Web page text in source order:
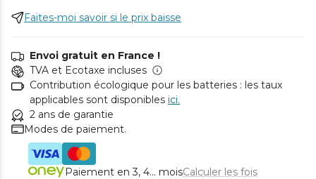
Faites-moi savoir si le prix baisse
Envoi gratuit en France !
TVA et Ecotaxe incluses
Contribution écologique pour les batteries : les taux
applicables sont disponibles ici.
2 ans de garantie
Modes de paiement.
Paiement en 3, 4... moisCalculer les fois